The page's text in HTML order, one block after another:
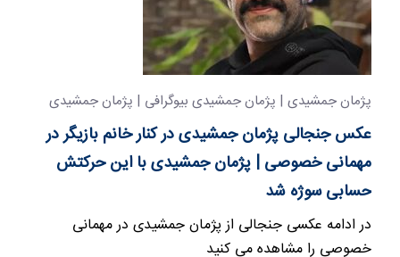
پژمان جمشیدی | پژمان جمشیدی بیوگرافی | پژمان جمشیدی
سام درخشانی
عکس جنجالی پژمان جمشیدی در کنار خانم بازیگر در
مهمانی خصوصی | پژمان جمشیدی با این حرکتش
حسابی سوژه شد
در ادامه عکسی جنجالی از پژمان جمشیدی در مهمانی
خصوصی را مشاهده می کنید